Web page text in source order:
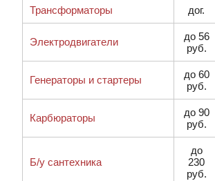
Трансформаторы дог.
Электродвигатели
до 56
руб.
Генераторы и стартеры
до 60
руб.
Карбюраторы
до 90
руб.
Б/у сантехника
до
230
руб.